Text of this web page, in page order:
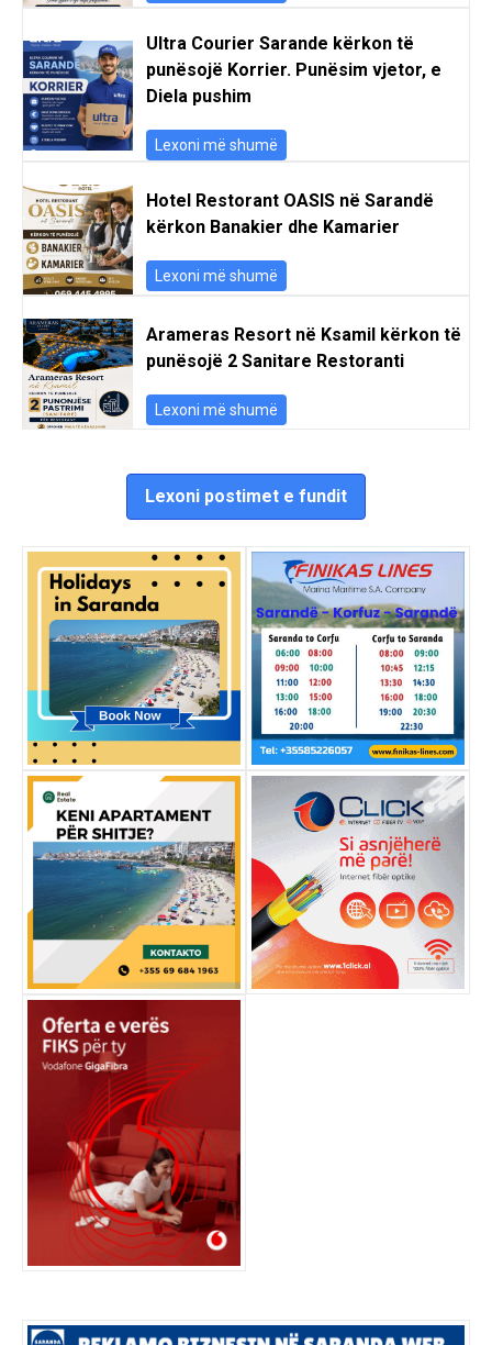
Ultra Courier Sarande kërkon të
punësojë Korrier. Punësim vjetor, e
Diela pushim
Lexoni më shumë
Hotel Restorant OASIS në Sarandë
kërkon Banakier dhe Kamarier
Lexoni më shumë
Arameras Resort në Ksamil kërkon të
punësojë 2 Sanitare Restoranti
Lexoni më shumë
Lexoni postimet e fundit